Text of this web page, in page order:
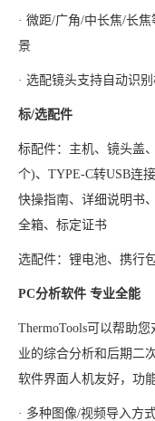
· 微距/广角/中长焦/长
景
· 选配镜头支持自动识
标/选配件
标配件：主机、镜头盖
个)、TYPE-C转USB连
快操指南、详细说明书
全箱、标定证书
选配件：锂电池、携行
PC分析软件 专业全能
ThermoTools可以帮助
业的综合分析和后期二
软件界面人机友好，功
· 多种图像/视频导入方